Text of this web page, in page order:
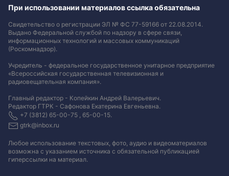
При использовании материалов ссылка обязательна
Свидетельство о регистрации ЭЛ № ФС 77-59166 от 22.08.2014.
Выдано Федеральной службой по надзору в сфере связи,
информационных технологий и массовых коммуникаций
(Роскомнадзор).
Учредитель - федеральное государственное унитарное предприятие
«Всероссийская государственная телевизионная и
радиовещательная компания».
Главный редактор - Копейкин Андрей Валерьевич.
Редактор ГТРК - Сафонова Екатерина Евгеньевна.
+7 (3812) 65-00-75 , 65-00-15.
gtrk@inbox.ru
Любое использование текстовых, фото, аудио и видеоматериалов
возможна с указанием источника с обязательной публикацией
гиперссылки на материал.